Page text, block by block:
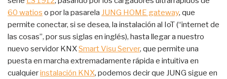
60 watios o por la pasarela JUNG HOME gateway, que
permite conectar, si se desea, la instalación al IoT (“internet de
las cosas”, por sus siglas en inglés), hasta llegar a nuestro
nuevo servidor KNXSmart Visu Server, que permite una
puesta en marcha extremadamente rápida e intuitiva en
cualquierinstalación KNX, podemos decir que JUNG sigue en